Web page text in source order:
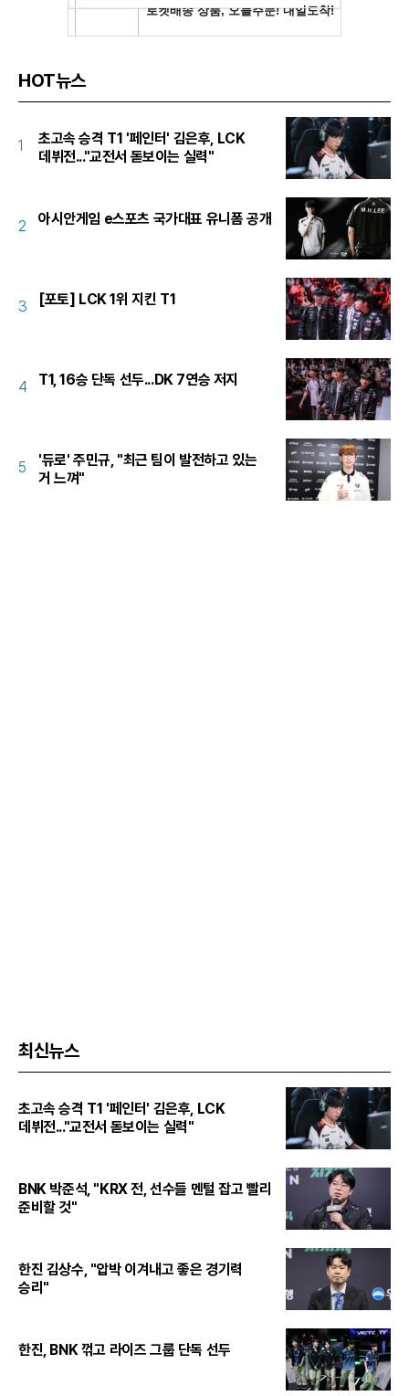
HOT뉴스
1
초고속 승격 T1 '페인터' 김은후, LCK
데뷔전..."교전서 돋보이는 실력"
2 아시안게임 e스포츠 국가대표 유니폼 공개
3 [포토] LCK 1위 지킨 T1
4 T1, 16승 단독 선두...DK 7연승 저지
5
'듀로' 주민규, "최근 팀이 발전하고 있는
거 느껴"
최신뉴스
초고속 승격 T1 '페인터' 김은후, LCK
데뷔전..."교전서 돋보이는 실력"
BNK 박준석, "KRX 전, 선수들 멘털 잡고 빨리
준비할 것"
한진 김상수, "압박 이겨내고 좋은 경기력
승리"
한진, BNK 꺾고 라이즈 그룹 단독 선두